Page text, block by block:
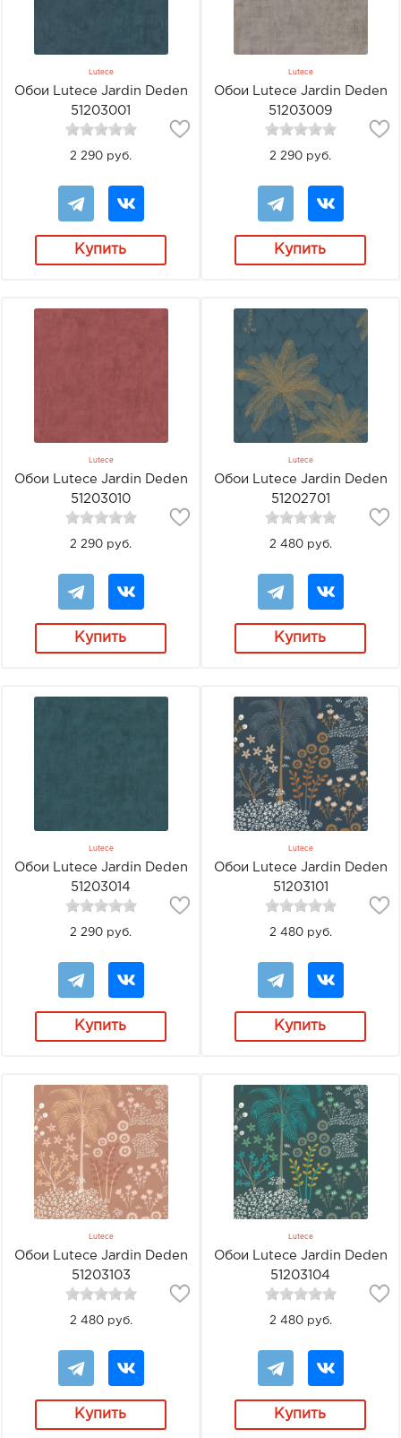
Lutece
Обои Lutece Jardin Deden
51203001
2 290 руб.
Купить
Lutece
Обои Lutece Jardin Deden
51203009
2 290 руб.
Купить
Lutece
Обои Lutece Jardin Deden
51203010
2 290 руб.
Купить
Lutece
Обои Lutece Jardin Deden
51202701
2 480 руб.
Купить
Lutece
Обои Lutece Jardin Deden
51203014
2 290 руб.
Купить
Lutece
Обои Lutece Jardin Deden
51203101
2 480 руб.
Купить
Lutece
Обои Lutece Jardin Deden
51203103
2 480 руб.
Купить
Lutece
Обои Lutece Jardin Deden
51203104
2 480 руб.
Купить